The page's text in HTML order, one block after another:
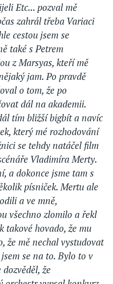
Etc... pozval mě
zahrál třeba Variaci
cestou jsem se
také s Petrem
z Marsyas, kteří mě
jam. Po pravdě
o tom, že po
dál na akademii.
tím bližší bigbít a navíc
který mé rozhodování
se tehdy natáčel film
Vladimíra Merty.
a dokonce jsme tam s
písniček. Mertu ale
a ve mně,
všechno zlomilo a řekl
takové hovado, že mu
že mě nechal vystudovat
se na to. Bylo to v
že